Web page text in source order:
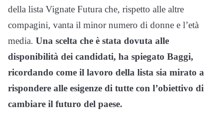
della lista Vignate Futura che, rispetto alle altre
compagini, vanta il minor numero di donne e l’età
media. Una scelta che è stata dovuta alle
disponibilità dei candidati, ha spiegato Baggi,
ricordando come il lavoro della lista sia mirato a
rispondere alle esigenze di tutte con l’obiettivo di
cambiare il futuro del paese.